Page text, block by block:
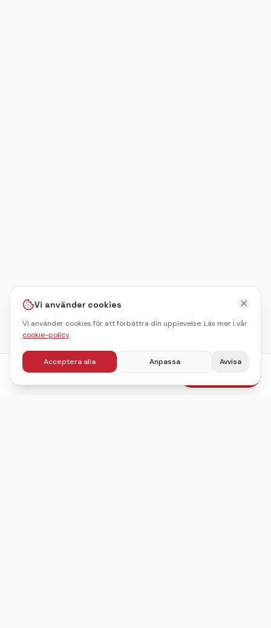
fr.995kr/pers Boka julbord
Vi använder cookies
Vi använder cookies för att förbättra din upplevelse. Läs mer i vår
cookie-policy.
Acceptera alla Anpassa Avvisa